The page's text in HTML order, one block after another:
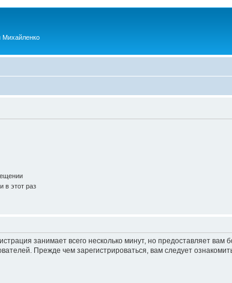
Михайленко
в этот раз
занимает всего несколько минут, но предоставляет
Прежде чем зарегистрироваться, вам следует